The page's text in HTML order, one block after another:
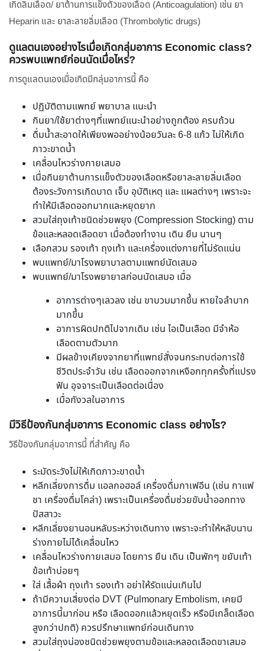
เกิดลิ่มเลือด/ ยาต้านการแข็งตัวของเลือด (Anticoagulation) เช่น ยา
Heparin และ ยาละลายลิ่มเลือด (Thrombolytic drugs)
ดูแลตนเองอย่างไรเมื่อเกิดกลุ่มอาการ Economic class?
ควรพบแพทย์ก่อนนัดเมื่อไหร่?
การดูแลตนเองเมื่อเกิดมีกลุ่มอาการนี้ คือ
ปฏิบัติตามแพทย์ พยาบาล แนะนำ
กินยา/ใช้ยาต่างๆที่แพทย์แนะนำอย่างถูกต้อง ครบถ้วน
ดื่มน้ำสะอาดให้เพียงพออย่างน้อยวันละ 6-8 แก้ว ไม่ให้เกิด
ภาวะขาดน้ำ
เคลื่อนไหวร่างกายเสมอ
เมื่อกินยาต้านการแข็งตัวของเลือดหรือยาละลายลิ่มเลือด
ต้องระวังการเกิดบาด เจ็บ อุบัติเหตุ และ แผลต่างๆ เพราะจะ
ทำให้มีเลือดออกมากและหยุดยาก
สวมใส่ถุงเท้าชนิดช่วยพยุง (Compression Stocking) ตาม
ข้อและหลอดเลือดขา เมื่อต้องทำงาน เดิน ยืน นานๆ
เลือกสวม รองเท้า ถุงเท้า และเครื่องแต่งกายที่ไม่รัดแน่น
พบแพทย์/มาโรงพยาบาลตามแพทย์นัดเสมอ
พบแพทย์/มาโรงพยายาลก่อนนัดเสมอ เมื่อ
อาการต่างๆเลวลง เช่น ขาบวมมากขึ้น หายใจลำบาก
มากขึ้น
อาการผิดปกติไปจากเดิม เช่น ไอเป็นเลือด มีจำห้อ
เลือดตามตัวมาก
มีผลข้างเคียงจากยาที่แพทย์สั่งจนกระทบต่อการใช้
ชีวิตประจำวัน เช่น เลือดออกจากเหงือกทุกครั้งที่แปรง
ฟัน อุจจาระเป็นเลือดต่อเนื่อง
เมื่อกังวลในอาการ
มีวิธีป้องกันกลุ่มอาการ Economic class อย่างไร?
วิธีป้องกันกลุ่มอาการนี้ ที่สำคัญ คือ
ระมัดระวังไม่ให้เกิดภาวะขาดน้ำ
หลีกเลี่ยงการดื่ม แอลกอฮอล์ เครื่องดื่มกาเฟอีน (เช่น กาแฟ
ชา เครื่องดื่มโคล่า) เพราะเป็นเครื่องดื่มช่วยขับน้ำออกทาง
ปัสสาวะ
หลีกเลี่ยงยานอนหลับระหว่างเดินทาง เพราะจะทำให้หลับนาน
ร่างกายไม่ได้เคลื่อนไหว
เคลื่อนไหวร่างกายเสมอ โดยการ ยืน เดิน เป็นพักๆ ขยับเท้า
ข้อเท้าบ่อยๆ
ใส่ เสื้อผ้า ถุงเท้า รองเท้า อย่าให้รัดแน่นเกินไป
ถ้ามีความเสี่ยงต่อ DVT (Pulmonary Embolism, เคยมี
อาการนี้มาก่อน หรือ เลือดออกแล้วหยุดเร็ว หรือมีเกล็ดเลือด
สูงกว่าปกติ) ควรปรึกษาแพทย์ก่อนเดินทาง
สวมใส่ถุงน่องชนิดช่วยพยุงตามข้อและหลอดเลือดขาเสมอ